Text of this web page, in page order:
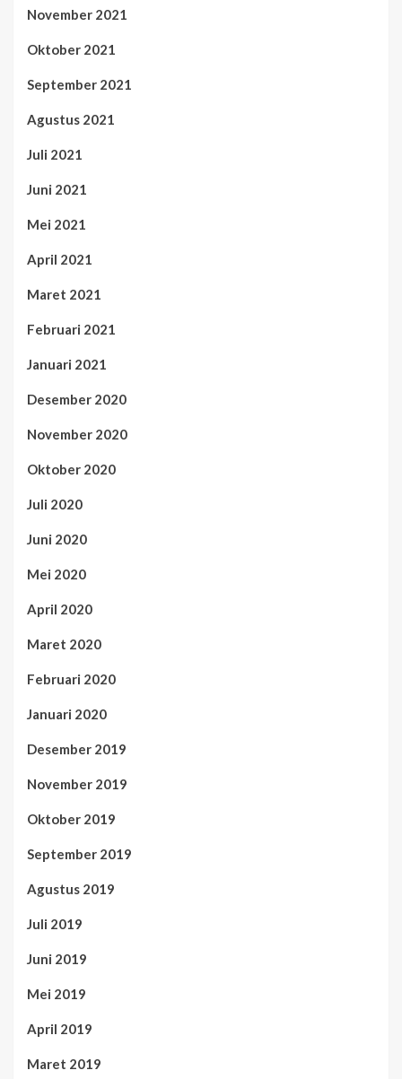
November 2021
Oktober 2021
September 2021
Agustus 2021
Juli 2021
Juni 2021
Mei 2021
April 2021
Maret 2021
Februari 2021
Januari 2021
Desember 2020
November 2020
Oktober 2020
Juli 2020
Juni 2020
Mei 2020
April 2020
Maret 2020
Februari 2020
Januari 2020
Desember 2019
November 2019
Oktober 2019
September 2019
Agustus 2019
Juli 2019
Juni 2019
Mei 2019
April 2019
Maret 2019